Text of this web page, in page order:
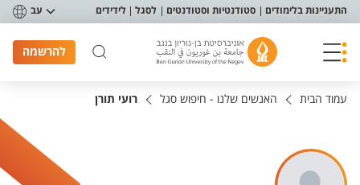
תפריט נגישות
התעניינות בלימודים סטודנטיות וסטודנטים לסגל לידידים עב
להרשמה
עמוד הבית האנשים שלנו - חיפוש סגל רועי תורן